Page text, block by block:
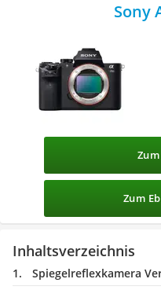
Sony
Zum
Inhaltsverzeichnis
Spiegelreflexkamera